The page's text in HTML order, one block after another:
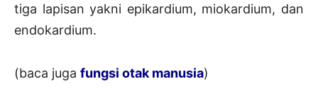
tiga lapisan yakni epikardium, miokardium, dan
endokardium.
(baca juga fungsi otak manusia)